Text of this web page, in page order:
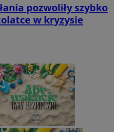
pozwoliły szybko
w kryzysie